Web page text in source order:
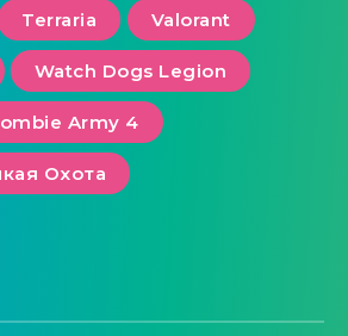
Terraria Valorant
Watch Dogs Legion
Army 4
Охота